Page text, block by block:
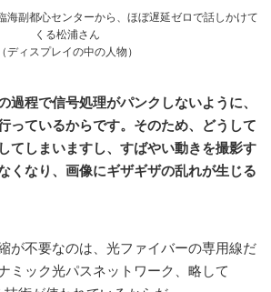
海副都心センターから、ほぼ遅延ゼロで話しかけて
くる松浦さん
（ディスプレイの中の人物）
過程で信号処理がパンクしないように、
っているからです。そのため、どうして
てしまいますし、すばやい動きを撮影す
くなり、画像にギザギザの乱れが生じる
が不要なのは、光ファイバーの専用線だ
ミック光パスネットワーク、略して